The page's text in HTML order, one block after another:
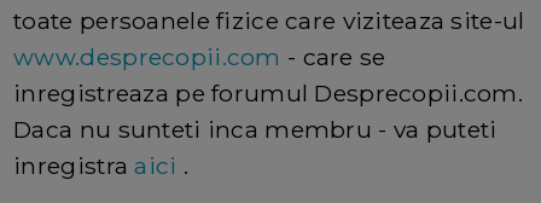
toate persoanele fizice care viziteaza site-ul
www.desprecopii.com - care se
inregistreaza pe forumul Desprecopii.com.
Daca nu sunteti inca membru - va puteti
inregistraaici .